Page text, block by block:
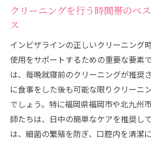
クリーニングを行う時間帯のベ
ス
インビザラインの正しいクリーニング
使用をサポートするための重要な要素
は、毎晩就寝前のクリーニングが推奨
に食事をした後も可能な限りクリーニ
でしょう。特に福岡県福岡市や北九州
師たちは、日中の簡単なケアを推奨し
は、細菌の繁殖を防ぎ、口腔内を清潔